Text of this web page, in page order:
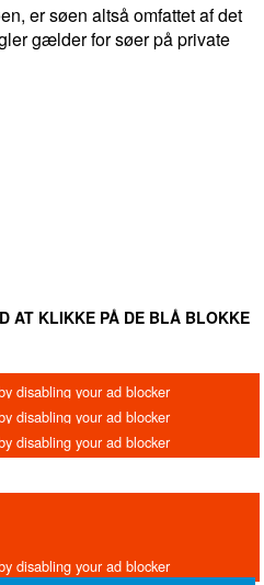
er søen altså omfattet af det
gælder for søer på private
AT KLIKKE PÅ DE BLÅ BLOKKE